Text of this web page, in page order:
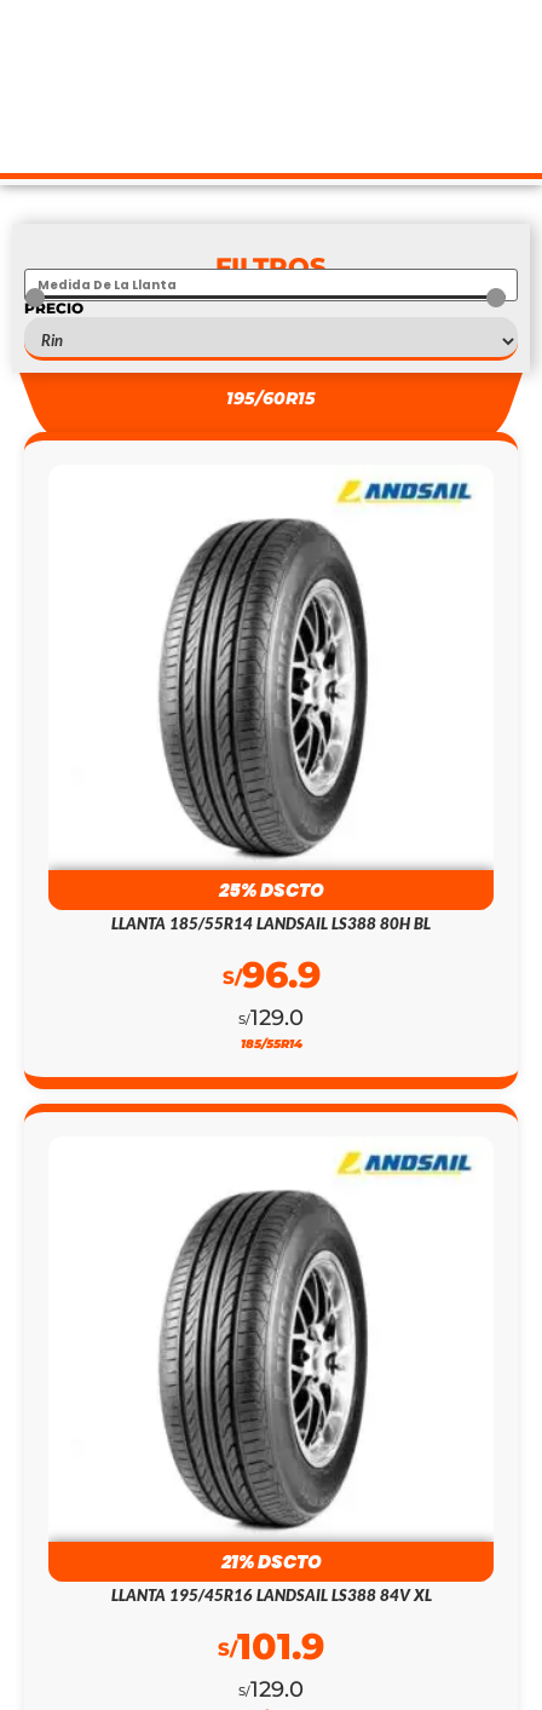
FILTROS
195/60R15
25% DSCTO
LLANTA 185/55R14 LANDSAIL LS388 80H BL
S/129.0
S/96.9
21% DSCTO
LLANTA 195/45R16 LANDSAIL LS388 84V XL
S/129.0
S/101.9